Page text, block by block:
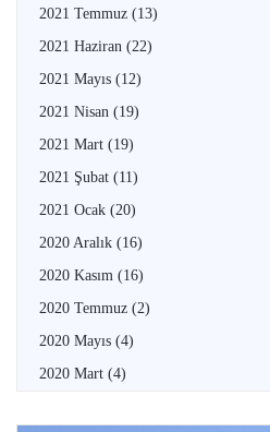
2021 Temmuz (13)
2021 Haziran (22)
2021 Mayıs (12)
2021 Nisan (19)
2021 Mart (19)
2021 Şubat (11)
2021 Ocak (20)
2020 Aralık (16)
2020 Kasım (16)
2020 Temmuz (2)
2020 Mayıs (4)
2020 Mart (4)